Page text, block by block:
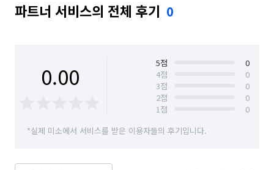
파트너 서비스의 전체 후기 0
0.00 5점
0
4점
0
3점
0
2점
0
1점
0
*실제 미소에서 서비스를 받은 이용자들의 후기입니다.